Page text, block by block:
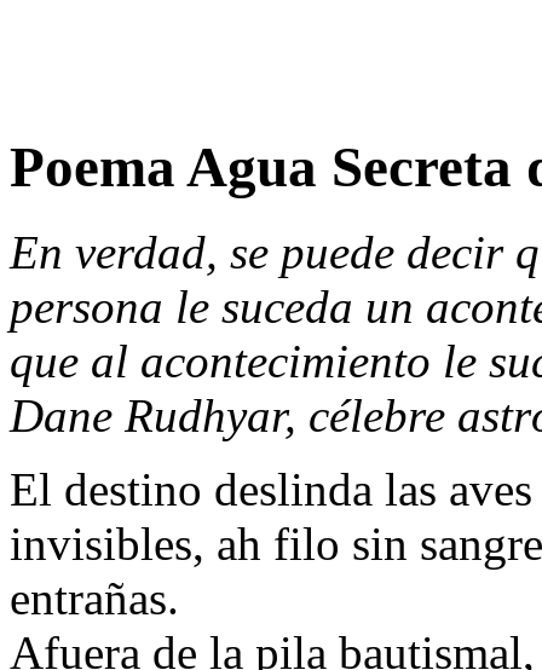
Poema Agua Secreta
En verdad, se puede decir
persona le suceda un
que al acontecimiento le
Dane Rudhyar, célebre
El destino deslinda las
invisibles, ah filo sin
entrañas.
Afuera de la pila